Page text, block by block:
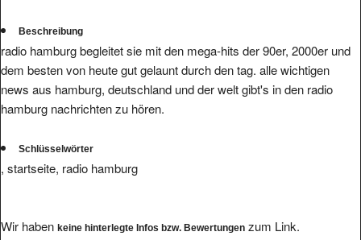
Beschreibung
radio hamburg begleitet sie mit den mega-hits der 90er, 2000er und
dem besten von heute gut gelaunt durch den tag. alle wichtigen
news aus hamburg, deutschland und der welt gibt's in den radio
hamburg nachrichten zu hören.
Schlüsselwörter
, startseite, radio hamburg
Wir haben keine hinterlegte Infos bzw. Bewertungen zum Link.